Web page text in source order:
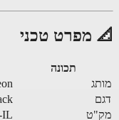
מפרט טכני
תכונה
2-IL